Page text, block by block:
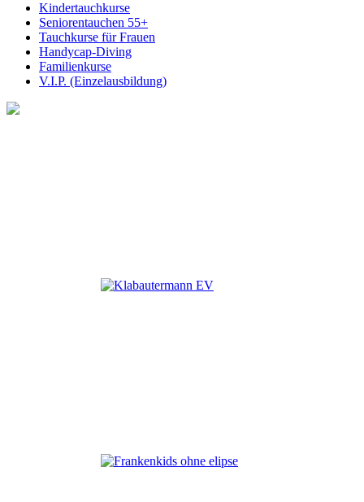
Kindertauchkurse
Seniorentauchen 55+
Tauchkurse für Frauen
Handycap-Diving
Familienkurse
V.I.P. (Einzelausbildung)